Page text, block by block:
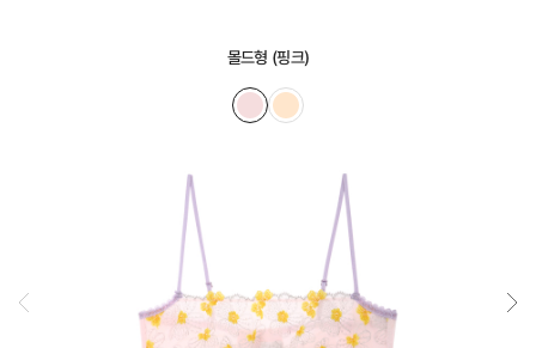
몰드형 (핑크)